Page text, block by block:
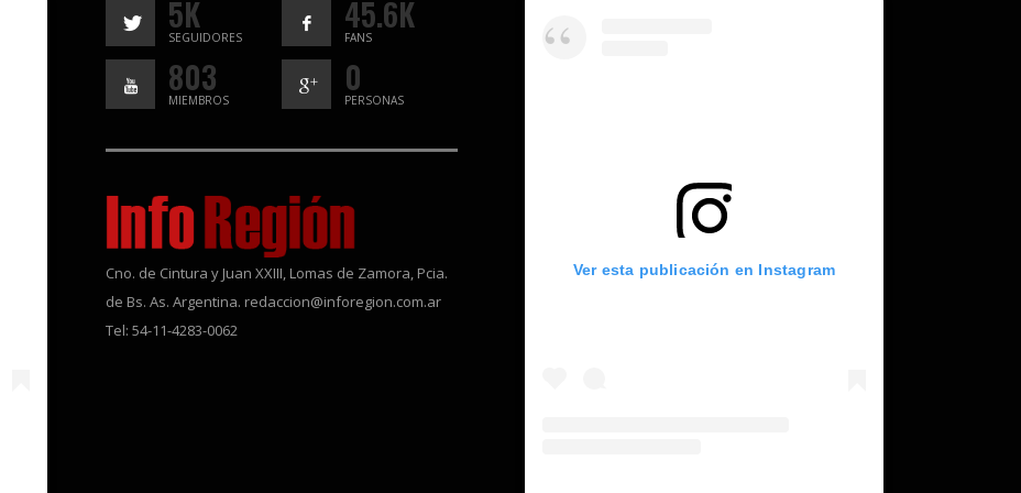
5K
SEGUIDORES
45.6K
FANS
803
MIEMBROS
0
PERSONAS
Cno. de Cintura y Juan XXIII, Lomas de Zamora, Pcia.
de Bs. As. Argentina. redaccion@inforegion.com.ar
Tel: 54-11-4283-0062
Ver esta publicación en Instagram